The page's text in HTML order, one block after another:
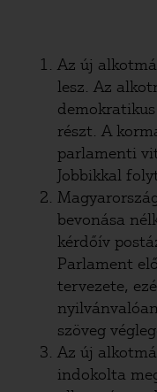
Az új
lesz. Az
részt. A
parlamenti
Jobbikkal
bevonása
kérdőív
Parlament
tervezete,
szöveg
Az új
indokolta